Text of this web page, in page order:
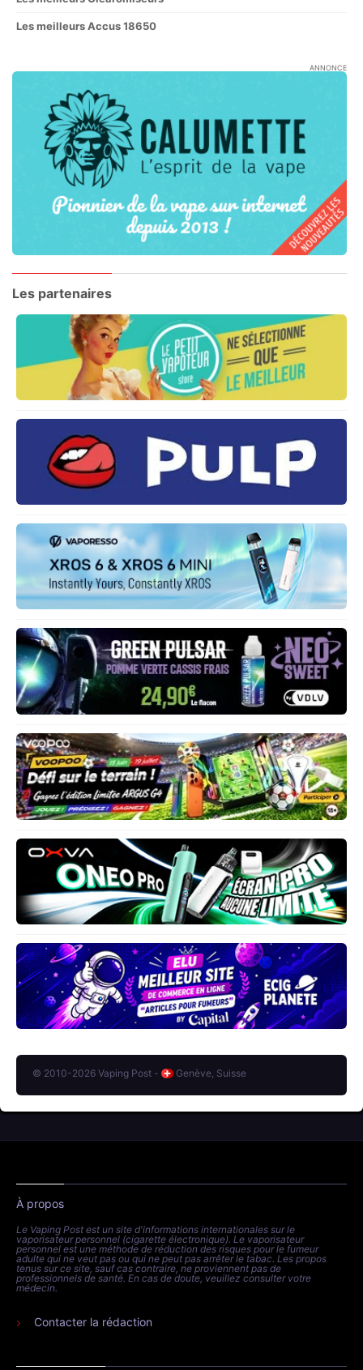
Les meilleurs Accus 18650
ANNONCE
Les partenaires
© 2010-2026 Vaping Post - Genève, Suisse
À propos
Le Vaping Post est un site d'informations internationales sur le
vaporisateur personnel (cigarette électronique). Le vaporisateur
personnel est une méthode de réduction des risques pour le fumeur
adulte qui ne veut pas ou qui ne peut pas arrêter le tabac. Les propos
tenus sur ce site, sauf cas contraire, ne proviennent pas de
professionnels de santé. En cas de doute, veuillez consulter votre
médecin.
Contacter la rédaction